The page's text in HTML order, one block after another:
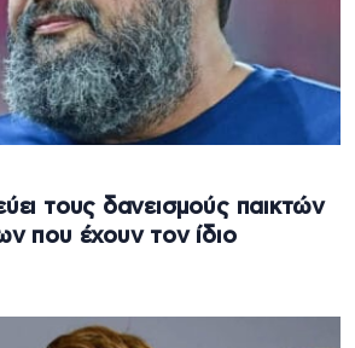
τους δανεισμούς παικτών
που έχουν τον ίδιο